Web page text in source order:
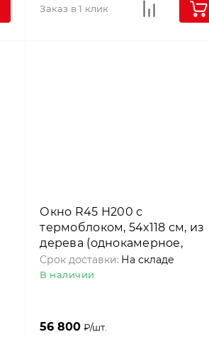
Заказ в 1 клик
Окно R45 Н200 с
термоблоком, 54х118 см, из
дерева (однокамерное,
среднеповоротное), Roto
Срок доставки: На складе
В наличии
56 800 ₽/шт.